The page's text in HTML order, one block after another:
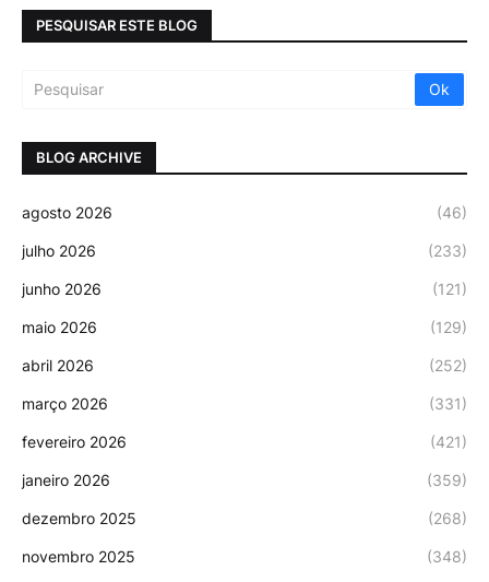
PESQUISAR ESTE BLOG
BLOG ARCHIVE
agosto 2026 (46)
julho 2026 (233)
junho 2026 (121)
maio 2026 (129)
abril 2026 (252)
março 2026 (331)
fevereiro 2026 (421)
janeiro 2026 (359)
dezembro 2025 (268)
novembro 2025 (348)